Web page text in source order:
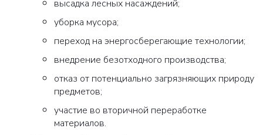
высадка лесных насаждений;
уборка мусора;
переход на энергосберегающие технологии;
внедрение безотходного производства;
отказ от потенциально загрязняющих природу
предметов;
участие во вторичной переработке
материалов.